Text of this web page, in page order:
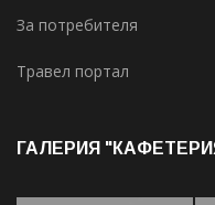
За потребителя
Травел портал
ГАЛЕРИЯ